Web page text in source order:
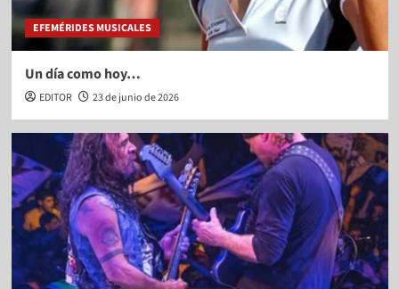
EFEMÉRIDES MUSICALES
Un día como hoy…
EDITOR 23 de junio de 2026